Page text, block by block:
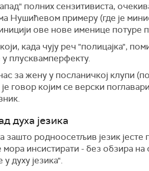
полних сензитивиста,
Нушићевом примеру (где је
ове нове именице потуре
када чују реч "полицајка",
плусквамперфекту.
за жену у посланичкој клупи
говор којим се верски
духа језика
зашто родноосетљив језик јесте
инсистирати - без обзира на
у духу језика".